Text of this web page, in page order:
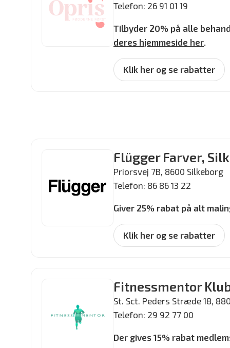
Telefon: 26 91 01 19
Tilbyder 20% på alle
deres hjemmeside her.
Klik her og se rabatter
Flügger Farver,
Priorsvej 7B, 8600 Silkeborg
Telefon: 86 86 13 22
Giver 25% rabat på alt
Klik her og se rabatter
Fitnessmentor
St. Sct. Peders Stræde 18,
Telefon: 29 92 77 00
Der gives 15% rabat